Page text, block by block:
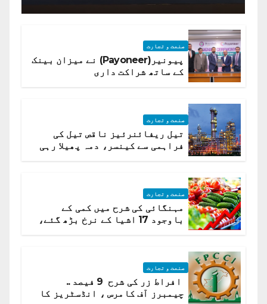
صنعت و تجارت
پیونیر(Payoneer) نے میزان بینک
کے ساتھ شراکت داری
صنعت و تجارت
تیل ریفائنرئیز ناقص تیل کی
فراہمی سے کینسر، دمہ پھیلا رہی
صنعت و تجارت
مہنگائی کی شرح میں کمی کے
باوجود 17 اشیا کے نرخ بڑھ گئے،
صنعت و تجارت
افراط زر کی شرح 9 فیصد ..
چیمبرز آف کامرس ، انڈسٹریز کا